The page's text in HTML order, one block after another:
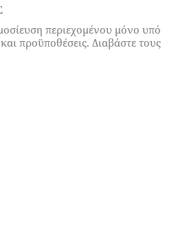
περιεχομένου μόνο υπό
προϋποθέσεις. Διαβάστε τους